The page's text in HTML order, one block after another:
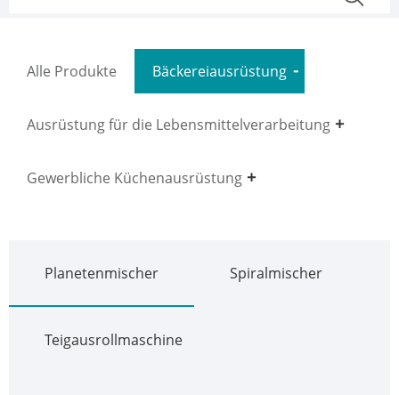
Alle Produkte Bäckereiausrüstung
Ausrüstung für die Lebensmittelverarbeitung
Gewerbliche Küchenausrüstung
Planetenmischer Spiralmischer
Teigausrollmaschine